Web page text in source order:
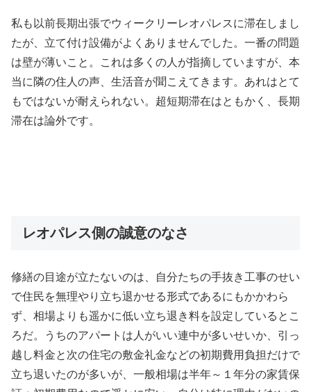
私も以前長期出張でウィークリーレオパレスに滞在しまし
たが、立て付け設備がよくありませんでした。一番の問題
は壁が薄いこと。これは多くの人が指摘していますが、本
当に隣の住人の声、生活音が聞こえてきます。あれはとて
もではないが耐えられない。超短期滞在はともかく、長期
滞在は論外です。
レオパレス側の誠意のなさ
修繕の目途が立たないのは、自分たちの手抜き工事のせい
で住民を無理やり立ち退かせる形式であるにもかかわら
ず、相場よりも遥かに低い立ち退き料を設定しているとこ
ろだ。うちのアパートは人がいい連中が多いせいか、引っ
越し料金と次の住宅の敷金礼金などの初期費用負担だけで
立ち退いたのが多いが、一般相場は半年～１年分の家賃保